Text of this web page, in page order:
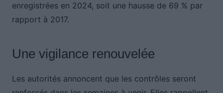
enregistrées en 2024, soit une hausse de 69 % par
rapport à 2017.
Une vigilance renouvelée
Les autorités annoncent que les contrôles seront